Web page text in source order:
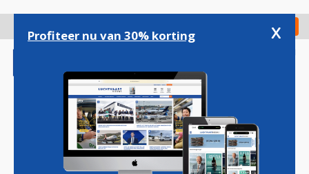
gaan
Check in
Magazine Podcasts Vacatures
Profiteer nu van 30% korting x